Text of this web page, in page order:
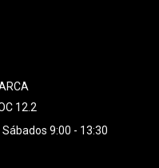
12.2
9:00 - 13:30